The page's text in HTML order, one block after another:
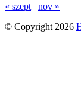
« szept
nov »
© Copyright 2026